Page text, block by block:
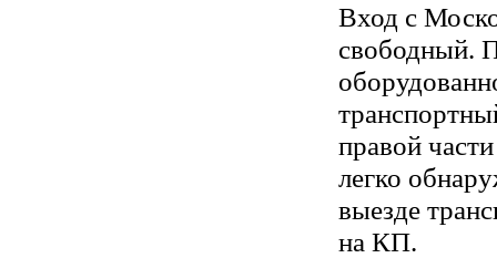
Вход с
свободный.
правой
легко
выезде
на КП.